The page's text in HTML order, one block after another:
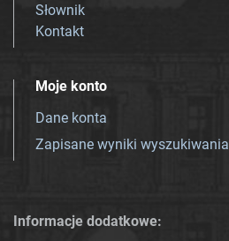
Słownik
Kontakt
Moje konto
Dane konta
Zapisane wyniki wyszukiwania
Informacje dodatkowe: